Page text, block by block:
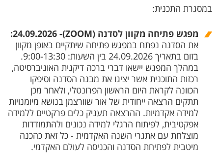
במסגרת התכנית:
מפגש פתיחה מקוון לסדנה (ZOOM)- 24.09.2026:
את הסדנה נפתח במפגש פתיחה שיתקיים באופן מקוון
בזום בתאריך 24.09.2026 בין השעות: 9:00-13:30.
במהלך המפגש יישאו דברי ברכה דיקנית האוניברסיטה,
רכזות התוכנית אשר יציגו את מבנה הסדנה וסיפקו
הכוונה לקראת היום הראשון הפרונטלי, ולאחר מכן
תתקים הרצאה ייחודית של אור שוורצמן בנושא מיומנויות
למידה אקדמיות. ההרצאה תעניק כלים פרקטיים ללמידה
אפקטיבית, לפיתוח הרגלי למידה נכונים ולהתמודדות
מוצלחת עם אתגרי השנה האקדמית - כל זאת כהכנה
מיטבית לפתיחת הסדנה והכניסה לעולם האקדמי.